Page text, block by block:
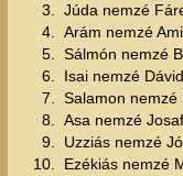
3.
Júda nemzé
4.
Arám nemzé
5.
Sálmón nemzé
6.
Isai nemzé
7.
Salamon nemzé
8.
Asa nemzé
9.
Uzziás nemzé
10.
Ezékiás nemzé